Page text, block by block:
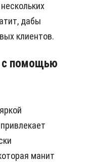
дабы
клиентов.
с помощью
манит